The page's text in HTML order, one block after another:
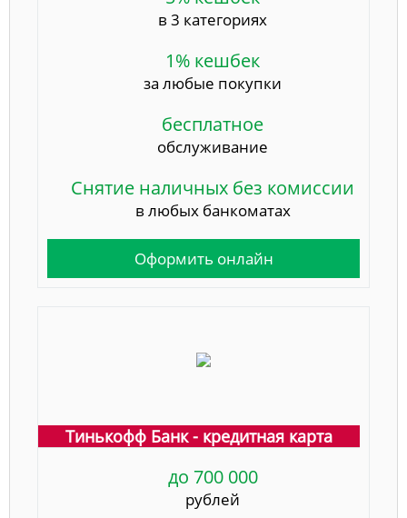
в 3 категориях
1% кешбек
за любые покупки
бесплатное
обслуживание
Снятие наличных без комиссии
в любых банкоматах
Оформить онлайн
Тинькофф Банк - кредитная карта
до 700 000
рублей